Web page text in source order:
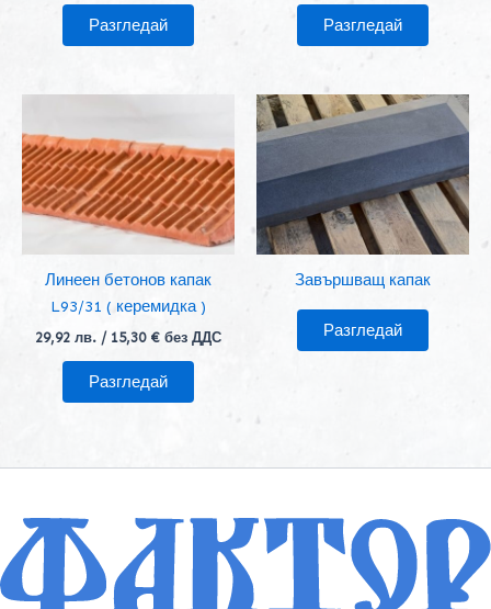
Разгледай Разгледай
Линеен бетонов капак
L93/31 ( керемидка )
29,92 лв. / 15,30 € без ДДС
Разгледай
Завършващ капак
Разгледай